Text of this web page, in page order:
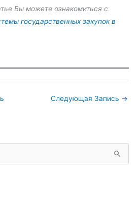
Вы можете ознакомиться с
государственных закупок в
Следующая Запись →